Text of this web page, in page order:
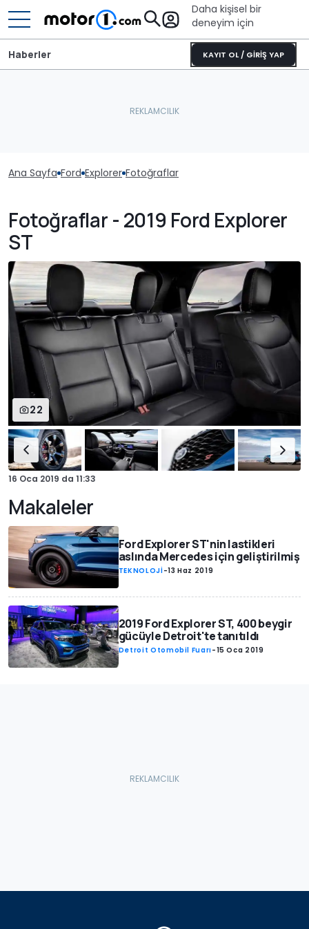
Daha kişisel bir
deneyim için
KAYIT OL / GİRİŞ YAP
Haberler
Ana Sayfa Ford Explorer Fotoğraflar
Fotoğraflar - 2019 Ford Explorer
ST
22
16 Oca 2019 da 11:33
Makaleler
Ford Explorer ST'nin lastikleri
aslında Mercedes için geliştirilmiş
TEKNOLOJİ-13 Haz 2019
2019 Ford Explorer ST, 400 beygir
gücüyle Detroit'te tanıtıldı
Detroit Otomobil Fuarı-15 Oca 2019